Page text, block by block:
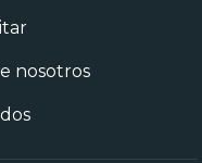
nosotros